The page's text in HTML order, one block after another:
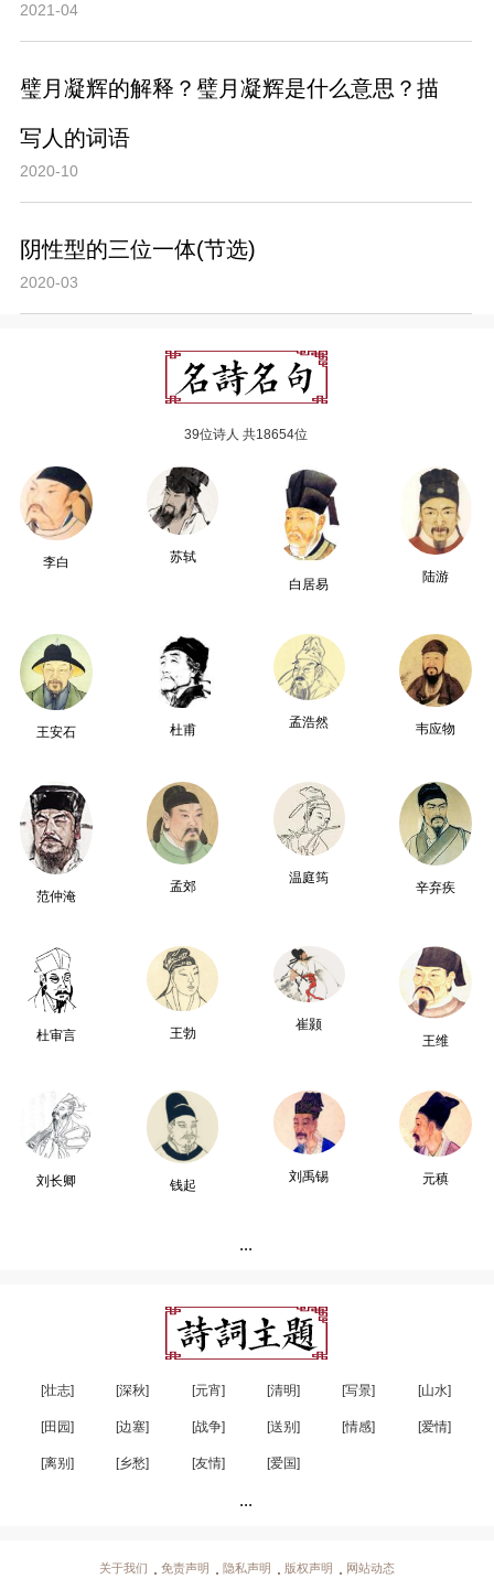
2021-04
璧月凝辉的解释？璧月凝辉是什么意思？描
写人的词语
2020-10
阴性型的三位一体(节选)
2020-03
39位诗人 共18654位
李白
苏轼
白居易
陆游
王安石 杜甫
孟浩然 韦应物
范仲淹
孟郊
温庭筠
辛弃疾
杜审言 王勃
崔颢
王维
刘长卿 钱起
刘禹锡 元稹
...
[壮志] [深秋] [元宵] [清明] [写景] [山水]
[田园] [边塞] [战争] [送别] [情感] [爱情]
[离别] [乡愁] [友情] [爱国]
...
关于我们 免责声明 隐私声明 版权声明 网站动态